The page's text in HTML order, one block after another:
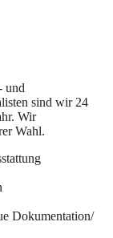
und
sind wir 24
Wir
Wahl.
Dokumentation/